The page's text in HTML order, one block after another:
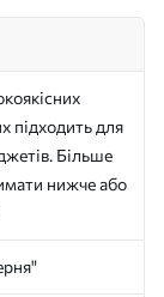
підходить для
Більше
нижче або